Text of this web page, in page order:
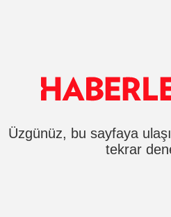
Üzgünüz, bu sayfaya
tekrar